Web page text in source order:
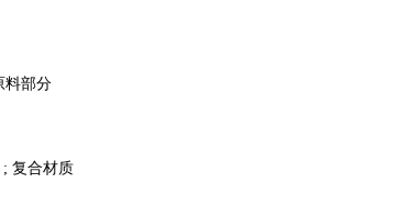
料部分
复合材质